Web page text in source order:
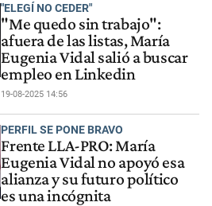
"ELEGÍ NO CEDER"
"Me quedo sin trabajo":
afuera de las listas, María
Eugenia Vidal salió a buscar
empleo en Linkedin
19-08-2025 14:56
PERFIL SE PONE BRAVO
Frente LLA-PRO: María
Eugenia Vidal no apoyó esa
alianza y su futuro político
es una incógnita